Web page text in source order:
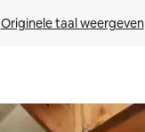
Originele taal weergeven